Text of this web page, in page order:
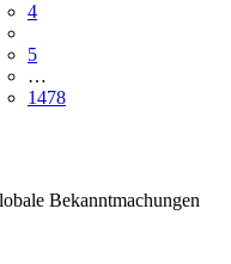
4
5
…
1478
Bekanntmachungen